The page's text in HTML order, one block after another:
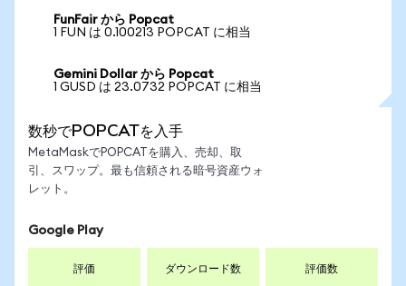
FunFair から Popcat
1 FUN は 0.100213 POPCAT に相当
Gemini Dollar から Popcat
1 GUSD は 23.0732 POPCAT に相当
数秒でPOPCATを入手
MetaMaskでPOPCATを購入、売却、取
引、スワップ。最も信頼される暗号資産ウォ
レット。
Google Play
評価 ダウンロード数 評価数